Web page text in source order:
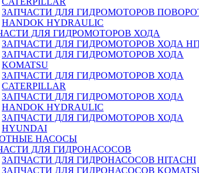
ЗАПЧАСТИ ДЛЯ ГИДРОМОТОРОВ
HANDOK HYDRAULIC
ДЛЯ ГИДРОМОТОРОВ ХОДА
ЗАПЧАСТИ ДЛЯ ГИДРОМОТОРОВ ХОДА
ЗАПЧАСТИ ДЛЯ ГИДРОМОТОРОВ ХОДА
KOMATSU
ЗАПЧАСТИ ДЛЯ ГИДРОМОТОРОВ ХОДА
CATERPILLAR
ЗАПЧАСТИ ДЛЯ ГИДРОМОТОРОВ ХОДА
HANDOK HYDRAULIC
ЗАПЧАСТИ ДЛЯ ГИДРОМОТОРОВ ХОДА
HYUNDAI
НАСОСЫ
ДЛЯ ГИДРОНАСОСОВ
ЗАПЧАСТИ ДЛЯ ГИДРОНАСОСОВ HITACHI
ЗАПЧАСТИ ДЛЯ ГИДРОНАСОСОВ